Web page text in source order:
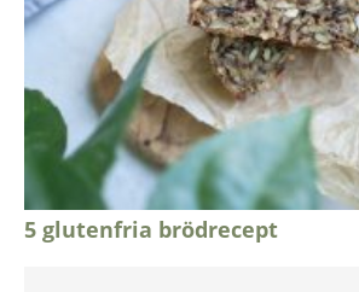
5 glutenfria brödrecept